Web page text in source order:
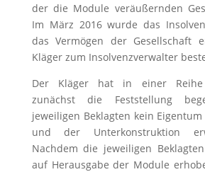
der die Module veräußernden
Im März 2016 wurde das
das Vermögen der Gesellschaft
Kläger zum Insolvenzverwalter
Der Kläger hat in einer Reihe
zunächst die Feststellung
jeweiligen Beklagten kein
und der Unterkonstruktion
Nachdem die jeweiligen
auf Herausgabe der Module